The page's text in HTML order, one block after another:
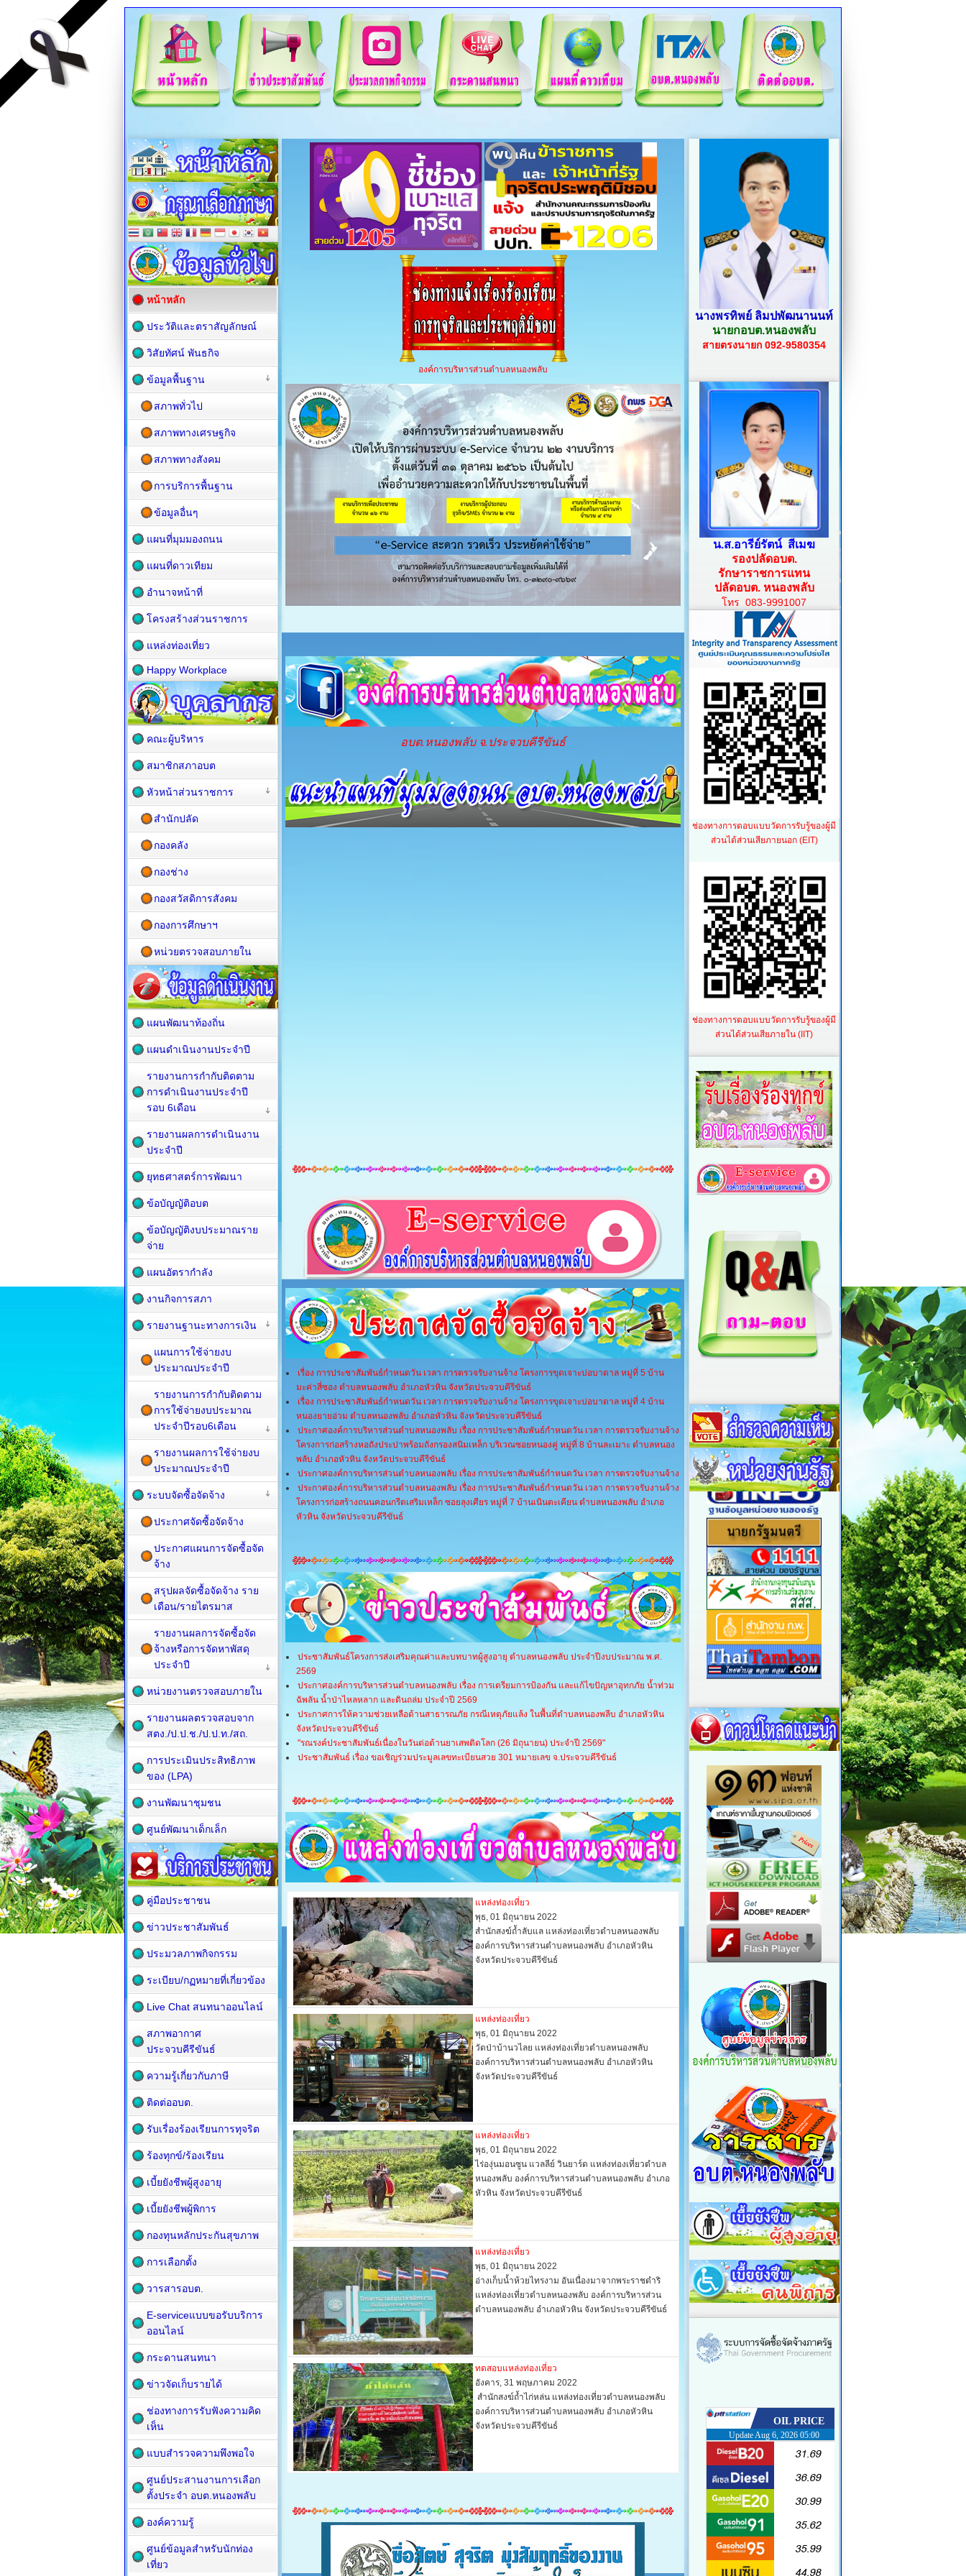
องค์การบริหารส่วนตำบลหนองพลับ
อบต.หนองพลับ จ.ประจวบคีรีขันธ์
เรื่อง การประชาสัมพันธ์กำหนดวัน เวลา การตรวจรับงานจ้าง โครงการขุดเจาะบ่อบาดาล หมู่ที่ 5 บ้าน
มะค่าสี่ซอง ตำบลหนองพลับ อำเภอหัวหิน จังหวัดประจวบคีรีขันธ์
เรื่อง การประชาสัมพันธ์กำหนดวัน เวลา การตรวจรับงานจ้าง โครงการขุดเจาะบ่อบาดาล หมู่ที่ 4 บ้าน
หนองยายอ่วม ตำบลหนองพลับ อำเภอหัวหิน จังหวัดประจวบคีรีขันธ์
ประกาศองค์การบริหารส่วนตำบลหนองพลับ เรื่อง การประชาสัมพันธ์กำหนดวัน เวลา การตรวจรับงานจ้าง
โครงการก่อสร้างหอถังประปาพร้อมถังกรองสนิมเหล็ก บริเวณซอยหนองคู่ หมู่ที่ 8 บ้านละเมาะ ตำบลหนอง
พลับ อำเภอหัวหิน จังหวัดประจวบคีรีขันธ์
ประกาศองค์การบริหารส่วนตำบลหนองพลับ เรื่อง การประชาสัมพันธ์กำหนดวัน เวลา การตรวจรับงานจ้าง
ประกาศองค์การบริหารส่วนตำบลหนองพลับ เรื่อง การประชาสัมพันธ์กำหนดวัน เวลา การตรวจรับงานจ้าง
โครงการก่อสร้างถนนคอนกรีตเสริมเหล็ก ซอยลุงเศียร หมู่ที่ 7 บ้านเนินตะเคียน ตำบลหนองพลับ อำเภอ
หัวหิน จังหวัดประจวบคีรีขันธ์
ประชาสัมพันธ์โครงการส่งเสริมคุณค่าและบทบาทผู้สูงอายุ ตำบลหนองพลับ ประจำปีงบประมาณ พ.ศ.
2569
ประกาศองค์การบริหารส่วนตำบลหนองพลับ เรื่อง การเตรียมการป้องกัน และแก้ไขปัญหาอุทกภัย น้ำท่วม
ฉัพลัน น้ำป่าไหลหลาก และดินถล่ม ประจำปี 2569
ประกาศการให้ความช่วยเหลือด้านสาธารณภัย กรณีเหตุภัยแล้ง ในพื้นที่ตำบลหนองพลีบ อำเภอหัวหิน
จังหวัดประจวบคีรีขันธ์
"รณรงค์ประชาสัมพันธ์เนื่องในวันต่อต้านยาเสพติดโลก (26 มิถุนายน) ประจำปี 2569"
ประชาสัมพันธ์ เรื่อง ขอเชิญร่วมประมูลเลขทะเบียนสวย 301 หมายเลข จ.ประจวบคีรีขันธ์
แหล่งท่องเที่ยว
พุธ, 01 มิถุนายน 2022
สำนักสงฆ์ถ้ำลับแล แหล่งท่องเที่ยวตำบลหนองพลับ
องค์การบริหารส่วนตำบลหนองพลับ อำเภอหัวหิน
จังหวัดประจวบคีรีขันธ์
แหล่งท่องเที่ยว
พุธ, 01 มิถุนายน 2022
วัดป่าบ้านวไลย แหล่งท่องเที่ยวตำบลหนองพลับ
องค์การบริหารส่วนตำบลหนองพลับ อำเภอหัวหิน
จังหวัดประจวบคีรีขันธ์
แหล่งท่องเที่ยว
พุธ, 01 มิถุนายน 2022
ไร่องุ่นมอนซูน แวลลีย์ วินยาร์ด แหล่งท่องเที่ยวตำบล
หนองพลับ องค์การบริหารส่วนตำบลหนองพลับ อำเภอ
หัวหิน จังหวัดประจวบคีรีขันธ์
แหล่งท่องเที่ยว
พุธ, 01 มิถุนายน 2022
อ่างเก็บน้ำห้วยไทรงาม อันเนื่องมาจากพระราชดำริ
แหล่งท่องเที่ยวตำบลหนองพลับ องค์การบริหารส่วน
ตำบลหนองพลับ อำเภอหัวหิน จังหวัดประจวบคีรีขันธ์
ทดสอบแหล่งท่องเที่ยว
อังคาร, 31 พฤษภาคม 2022
สำนักสงฆ์ถ้ำไก่หล่น แหล่งท่องเที่ยวตำบลหนองพลับ
องค์การบริหารส่วนตำบลหนองพลับ อำเภอหัวหิน
จังหวัดประจวบคีรีขันธ์
หน้าหลัก
ประวัติและตราสัญลักษณ์
วิสัยทัศน์ พันธกิจ
ข้อมูลพื้นฐาน
สภาพทั่วไป
สภาพทางเศรษฐกิจ
สภาพทางสังคม
การบริการพื้นฐาน
ข้อมูลอื่นๆ
แผนที่มุมมองถนน
แผนที่ดาวเทียม
อำนาจหน้าที่
โครงสร้างส่วนราชการ
แหล่งท่องเที่ยว
Happy Workplace
คณะผู้บริหาร
สมาชิกสภาอบต
หัวหน้าส่วนราชการ
สำนักปลัด
กองคลัง
กองช่าง
กองสวัสดิการสังคม
กองการศึกษาฯ
หน่วยตรวจสอบภายใน
แผนพัฒนาท้องถิ่น
แผนดำเนินงานประจำปี
รายงานการกำกับติดตาม
การดำเนินงานประจำปี
รอบ 6เดือน
รายงานผลการดำเนินงาน
ประจำปี
ยุทธศาสตร์การพัฒนา
ข้อบัญญัติอบต
ข้อบัญญัติงบประมาณราย
จ่าย
แผนอัตรากำลัง
งานกิจการสภา
รายงานฐานะทางการเงิน
แผนการใช้จ่ายงบ
ประมาณประจำปี
รายงานการกำกับติดตาม
การใช้จ่ายงบประมาณ
ประจำปีรอบ6เดือน
รายงานผลการใช้จ่ายงบ
ประมาณประจำปี
ระบบจัดซื้อจัดจ้าง
ประกาศจัดซื้อจัดจ้าง
ประกาศแผนการจัดซื้อจัด
จ้าง
สรุปผลจัดซื้อจัดจ้าง ราย
เดือน/รายไตรมาส
รายงานผลการจัดซื้อจัด
จ้างหรือการจัดหาพัสดุ
ประจำปี
หน่วยงานตรวจสอบภายใน
รายงานผลตรวจสอบจาก
สตง./ป.ป.ช./ป.ป.ท./สถ.
การประเมินประสิทธิภาพ
ของ (LPA)
งานพัฒนาชุมชน
ศูนย์พัฒนาเด็กเล็ก
คู่มือประชาชน
ข่าวประชาสัมพันธ์
ประมวลภาพกิจกรรม
ระเบียบ/กฏหมายที่เกี่ยวข้อง
Live Chat สนทนาออนไลน์
สภาพอากาศ
ประจวบคีรีขันธ์
ความรู้เกี่ยวกับภาษี
ติดต่ออบต.
รับเรื่องร้องเรียนการทุจริต
ร้องทุกข์/ร้องเรียน
เบี้ยยังชีพผู้สูงอายุ
เบี้ยยังชีพผู้พิการ
กองทุนหลักประกันสุขภาพ
การเลือกตั้ง
วารสารอบต.
E-serviceแบบขอรับบริการ
ออนไลน์
กระดานสนทนา
ข่าวจัดเก็บรายได้
ช่องทางการรับฟังความคิด
เห็น
แบบสำรวจความพึงพอใจ
ศูนย์ประสานงานการเลือก
ตั้งประจำ อบต.หนองพลับ
องค์ความรู้
ศูนย์ข้อมูลสำหรับนักท่อง
เที่ยว
นางพรทิพย์ ลิมปพัฒนานนท์
นายกอบต.หนองพลับ
สายตรงนายก 092-9580354
น.ส.อารีย์รัตน์ สีเมฆ
รองปลัดอบต.
รักษาราชการแทน
ปลัดอบต. หนองพลับ
โทร 083-9991007
ช่องทางการตอบแบบวัดการรับรู้ของผู้มี
ส่วนได้ส่วนเสียภายนอก (EIT)
ช่องทางการตอบแบบวัดการรับรู้ของผู้มี
ส่วนได้ส่วนเสียภายใน (IIT)